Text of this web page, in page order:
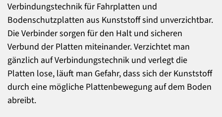
Verbindungstechnik für Fahrplatten und
Bodenschutzplatten aus Kunststoff sind unverzichtbar.
Die Verbinder sorgen für den Halt und sicheren
Verbund der Platten miteinander. Verzichtet man
gänzlich auf Verbindungstechnik und verlegt die
Platten lose, läuft man Gefahr, dass sich der Kunststoff
durch eine mögliche Plattenbewegung auf dem Boden
abreibt.